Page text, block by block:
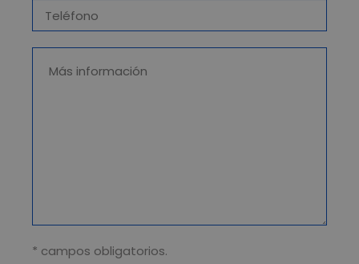
* campos obligatorios.